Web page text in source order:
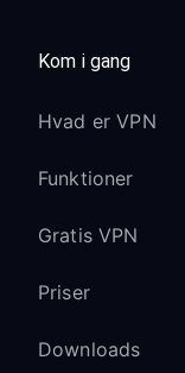
Kom i gang
Hvad er VPN
Funktioner
Gratis VPN
Priser
Downloads